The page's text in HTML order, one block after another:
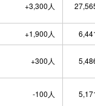
+3,300人
+1,900人
+300人
-100人